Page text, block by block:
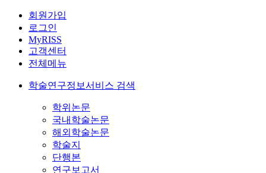
회원가입
로그인
MyRISS
고객센터
전체메뉴
학술연구정보서비스 검색
학위논문
국내학술논문
해외학술논문
학술지
단행본
연구보고서